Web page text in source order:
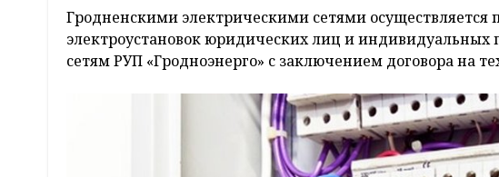
Гродненскими электрическими сетями осуществляется
электроустановок юридических лиц и
сетям РУП «Гродноэнерго» с заключением договора на